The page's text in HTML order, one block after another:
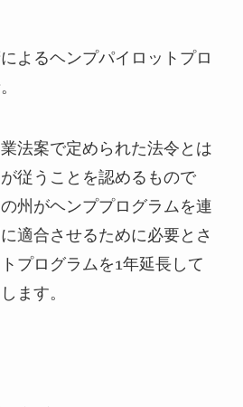
よるヘンプパイロットプロ
法案で定められた法令とは
従うことを認めるもので
州がヘンププログラムを連
適合させるために必要とさ
プログラムを1年延長して
ます。